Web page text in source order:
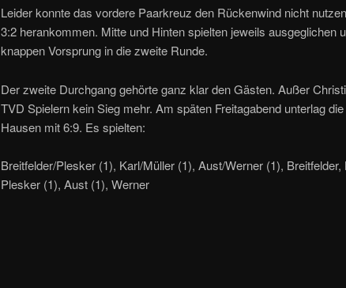
Leider konnte das vordere Paarkreuz den Rückenwind nicht
3:2 herankommen. Mitte und Hinten spielten jeweils ausgeglichen
knappen Vorsprung in die zweite Runde.
Der zweite Durchgang gehörte ganz klar den Gästen. Außer
TVD Spielern kein Sieg mehr. Am späten Freitagabend unterlag
Hausen mit 6:9. Es spielten:
Breitfelder/Plesker (1), Karl/Müller (1), Aust/Werner (1), Breitfelder,
Plesker (1), Aust (1), Werner